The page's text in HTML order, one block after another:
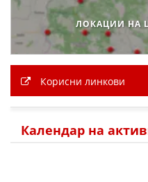
ЛОКАЦИИ НА
Корисни линкови
Календар на